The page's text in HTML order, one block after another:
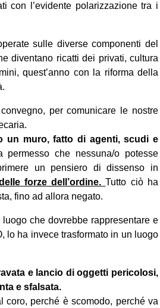
con l’evidente polarizzazione tra i
sulle diverse componenti del
diventano ricatti dei privati, cultura
quest’anno con la riforma della
per comunicare le nostre
un muro, fatto di agenti, scudi e
permesso che nessuna/o potesse
un pensiero di dissenso in
forze dell’ordine. Tutto ciò ha
fino ad allora negato.
che dovrebbe rappresentare e
lo ha invece trasformato in un luogo
e lancio di oggetti pericolosi,
e sfalsata.
coro, perché è scomodo, perché va